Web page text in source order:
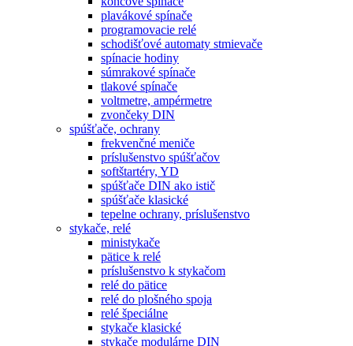
plavákové spínače
programovacie relé
schodišťové automaty stmievače
spínacie hodiny
súmrakové spínače
tlakové spínače
voltmetre, ampérmetre
zvončeky DIN
spúšťače, ochrany
frekvenčné meniče
príslušenstvo spúšťačov
softštartéry, YD
spúšťače DIN ako istič
spúšťače klasické
tepelne ochrany, príslušenstvo
stykače, relé
ministykače
pätice k relé
príslušenstvo k stykačom
relé do pätice
relé do plošného spoja
relé špeciálne
stykače klasické
stykače modulárne DIN